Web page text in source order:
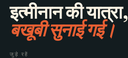
इत्मीनान की यात्रा,
बखूबी सुनाई गई।
जुड़े रहें